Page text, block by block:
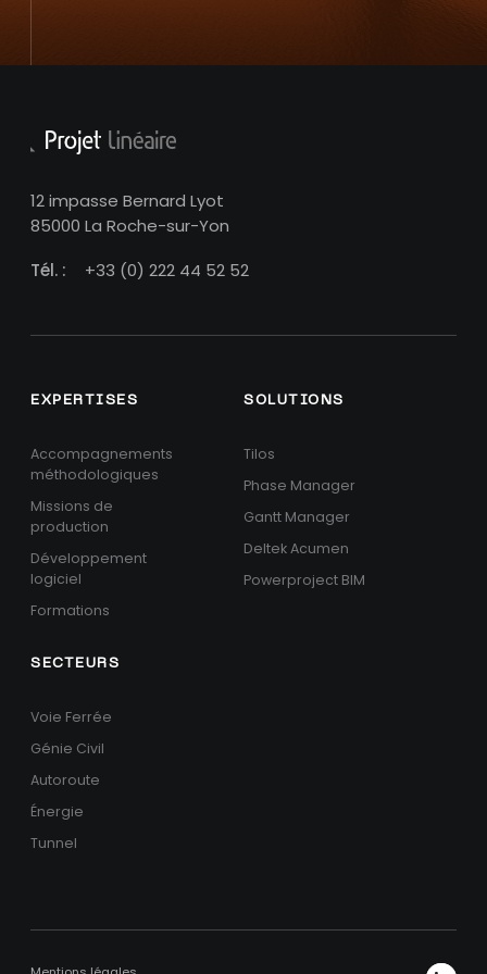
12 impasse Bernard Lyot
85000 La Roche-sur-Yon
Tél. :
+33 (0) 222 44 52 52
EXPERTISES
Accompagnements
méthodologiques
Missions de
production
Développement
logiciel
Formations
SOLUTIONS
Tilos
Phase Manager
Gantt Manager
Deltek Acumen
Powerproject BIM
SECTEURS
Voie Ferrée
Génie Civil
Autoroute
Énergie
Tunnel